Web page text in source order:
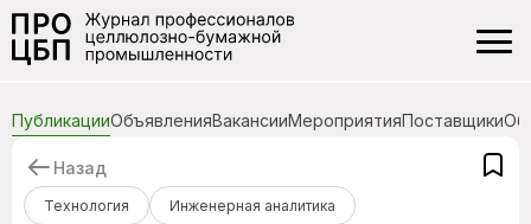
ПубликацииОбъявленияВакансииМероприятияПоставщики
Технология Инженерная аналитика
Назад